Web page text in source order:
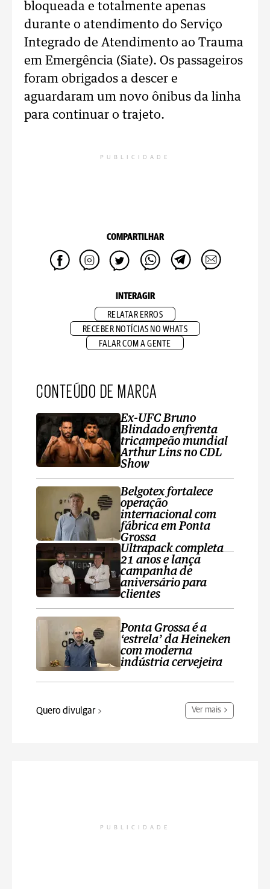
bloqueada e totalmente apenas
durante o atendimento do Serviço
Integrado de Atendimento ao Trauma
em Emergência (Siate). Os passageiros
foram obrigados a descer e
aguardaram um novo ônibus da linha
para continuar o trajeto.
PUBLICIDADE
COMPARTILHAR
INTERAGIR
RELATAR ERROS
RECEBER NOTÍCIAS NO WHATS
FALAR COM A GENTE
CONTEÚDO DE MARCA
Ex-UFC Bruno
Blindado enfrenta
tricampeão mundial
Arthur Lins no CDL
Show
Belgotex fortalece
operação
internacional com
fábrica em Ponta
Grossa
Ultrapack completa
21 anos e lança
campanha de
aniversário para
clientes
Ponta Grossa é a
‘estrela’ da Heineken
com moderna
indústria cervejeira
Quero divulgar Ver mais
PUBLICIDADE